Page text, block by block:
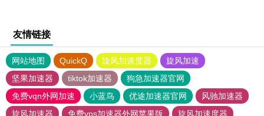
友情链接
网站地图 QuickQ 旋风加速度器
旋风加速
坚果加速器
tiktok加速器
狗急加速器官网
免费vqn外网加速
小蓝鸟 优途加速器官网
风驰加速器
旋风加速器
免费vps加速器外网苹果版
旋风加速度器